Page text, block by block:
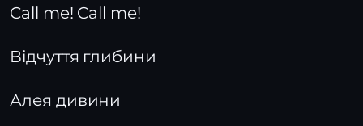
Call me! Call me!
Відчуття глибини
Алея дивини